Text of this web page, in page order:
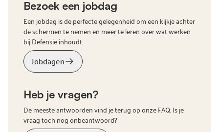
Bezoek een jobdag
Een jobdag is de perfecte gelegenheid om een kijkje achter
de schermen te nemen en meer te leren over wat werken
bij Defensie inhoudt.
Jobdagen
Heb je vragen?
De meeste antwoorden vind je terug op onze FAQ. Is je
vraag toch nog onbeantwoord?